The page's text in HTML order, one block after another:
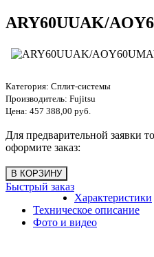
ARY60UUAK/
Категория: Сплит-системы
Производитель: Fujitsu
Цена: 457 388,00 руб.
Для предварительной заявки
оформите заказ:
Быстрый заказ
Характеристики
Техническое описание
Фото и видео